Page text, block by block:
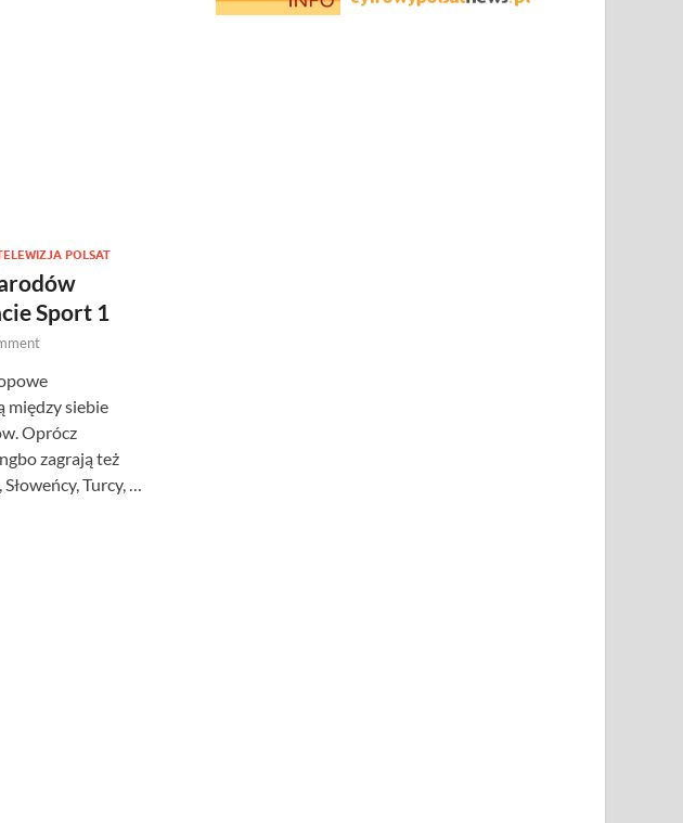
POLSAT
Sport 1
między siebie
Oprócz
zagrają też
Turcy, …